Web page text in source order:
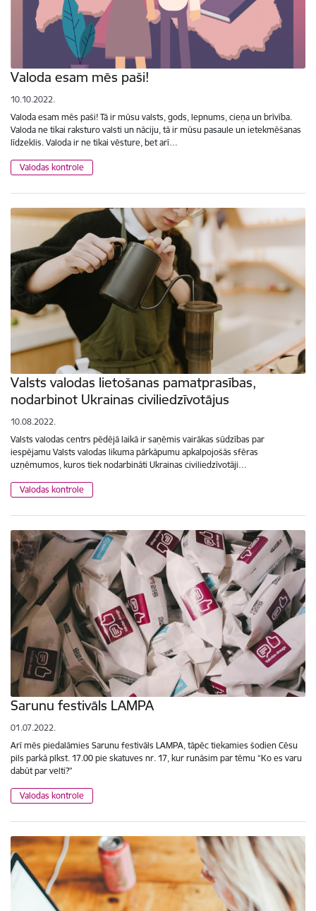
Valoda esam mēs paši!
10.10.2022.
Valoda esam mēs paši! Tā ir mūsu valsts, gods, lepnums, cieņa un brīvība.
Valoda ne tikai raksturo valsti un nāciju, tā ir mūsu pasaule un ietekmēšanas
līdzeklis. Valoda ir ne tikai vēsture, bet arī…
Valodas kontrole
Valsts valodas lietošanas pamatprasības,
nodarbinot Ukrainas civiliedzīvotājus
10.08.2022.
Valsts valodas centrs pēdējā laikā ir saņēmis vairākas sūdzības par
iespējamu Valsts valodas likuma pārkāpumu apkalpojošās sfēras
uzņēmumos, kuros tiek nodarbināti Ukrainas civiliedzīvotāji…
Valodas kontrole
Sarunu festivāls LAMPA
01.07.2022.
Arī mēs piedalāmies Sarunu festivāls LAMPA, tāpēc tiekamies šodien Cēsu
pils parkā plkst. 17.00 pie skatuves nr. 17, kur runāsim par tēmu “Ko es varu
dabūt par velti?”
Valodas kontrole